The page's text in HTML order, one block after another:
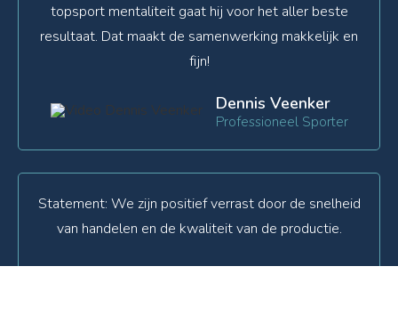
topsport mentaliteit gaat hij voor het aller beste
resultaat. Dat maakt de samenwerking makkelijk en
fijn!
Dennis Veenker
Professioneel Sporter
Statement: We zijn positief verrast door de snelheid
van handelen en de kwaliteit van de productie.